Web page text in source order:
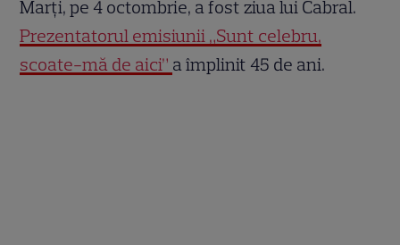
Marți, pe 4 octombrie, a fost ziua lui Cabral.
Prezentatorul emisiunii „Sunt celebru,
scoate-mă de aici” a împlinit 45 de ani.